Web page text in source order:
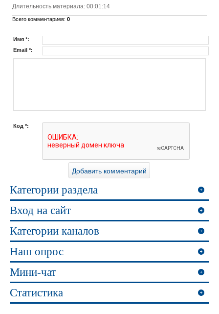
Длительность материала: 00:01:14
Всего комментариев: 0
Имя *:
Email *:
Код *:
Категории раздела
Вход на сайт
Категории каналов
Наш опрос
Мини-чат
Статистика